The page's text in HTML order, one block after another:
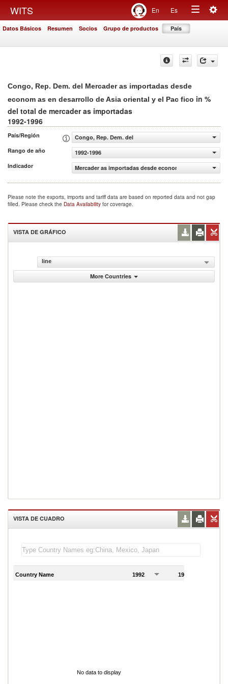
WITS En Es
Toggle
Datos Básicos Resumen Socios Grupo de productos País
Congo, Rep. Dem. del Mercader as importadas desde
econom as en desarrollo de Asia oriental y el Pac fico in %
del total de mercader as importadas
1992-1996
País/Región
Congo, Rep. Dem. del
Rango de año
1992-1996
Indicador
Mercader as importadas desde econom as en
Please note the exports, imports and tariff data are based on reported data and not gap
filled. Please check the Data Availability for coverage.
VISTA DE GRÁFICO
line
More Countries
VISTA DE CUADRO
Country Name 1992 1993
No data to display